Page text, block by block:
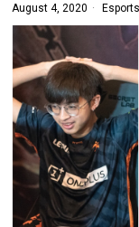
August 4, 2020